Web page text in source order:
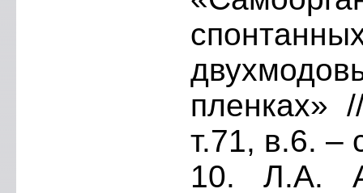
пленках»
т.71, в.6. –
10. Л.А.